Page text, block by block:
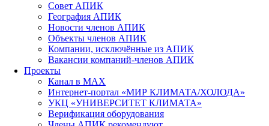
Совет АПИК
География АПИК
Новости членов АПИК
Объекты членов АПИК
Компании, исключённые из АПИК
Вакансии компаний-членов АПИК
Проекты
Канал в MAX
Интернет-портал «МИР КЛИМАТА/ХОЛОДА»
УКЦ «УНИВЕРСИТЕТ КЛИМАТА»
Верификация оборудования